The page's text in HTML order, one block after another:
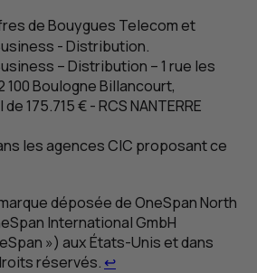
de Bouygues Telecom et
- Distribution.
– Distribution – 1 rue les
100 Boulogne Billancourt,
175.715 € -RCSNANTERRE
les agencesCIC proposant ce
2
déposée de OneSpan North
InternationalGmbH
») aux États-Unis et dans
réservés. ↩Retour au renvoi 3